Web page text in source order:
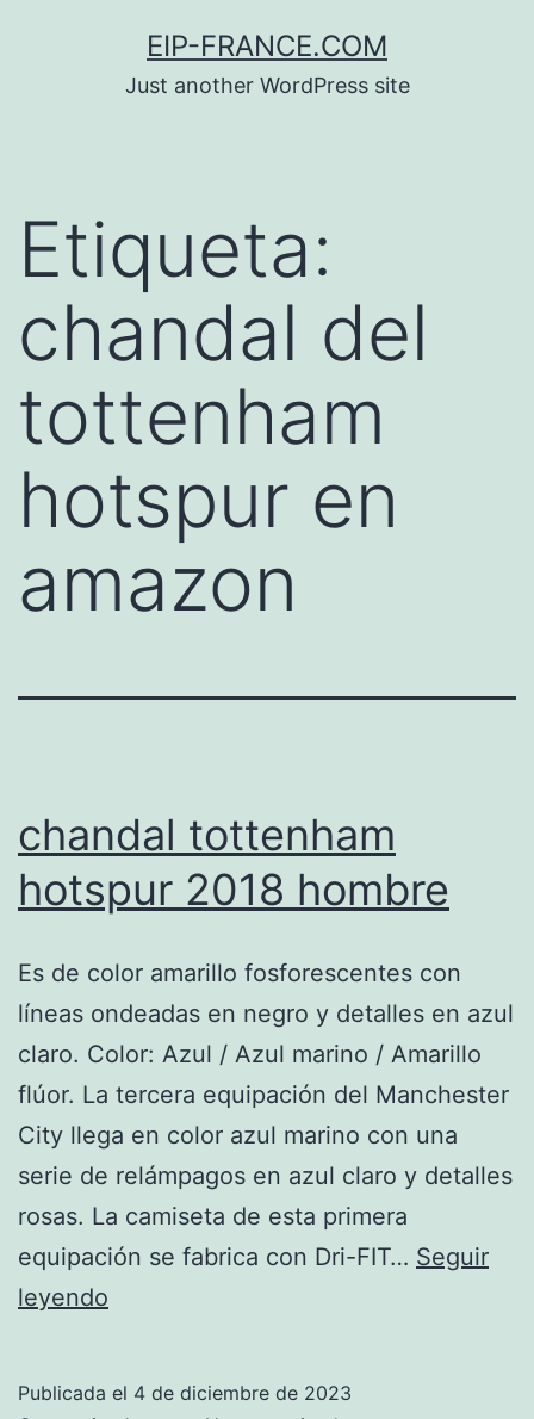
EIP-FRANCE.COM
Just another WordPress site
Etiqueta:
chandal del
tottenham
hotspur en
amazon
chandal tottenham
hotspur 2018 hombre
Es de color amarillo fosforescentes con
líneas ondeadas en negro y detalles en azul
claro. Color: Azul / Azul marino / Amarillo
flúor. La tercera equipación del Manchester
City llega en color azul marino con una
serie de relámpagos en azul claro y detalles
rosas. La camiseta de esta primera
equipación se fabrica con Dri-FIT… Seguir
leyendo
Publicada el 4 de diciembre de 2023